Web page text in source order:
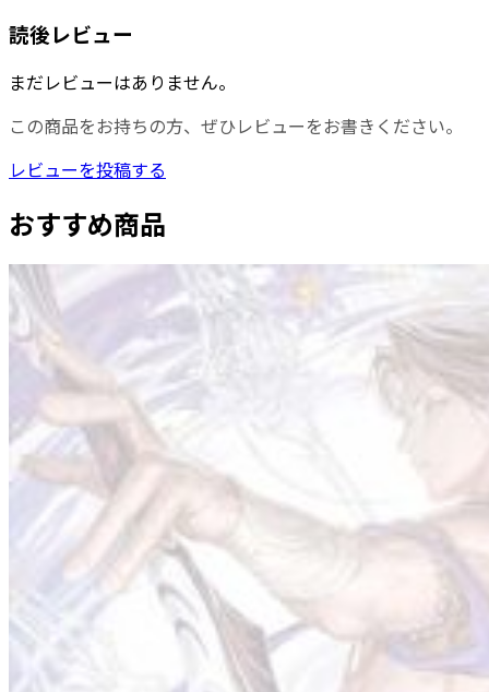
読後レビュー
まだレビューはありません。
この商品をお持ちの方、ぜひレビューをお書きください。
レビューを投稿する
おすすめ商品